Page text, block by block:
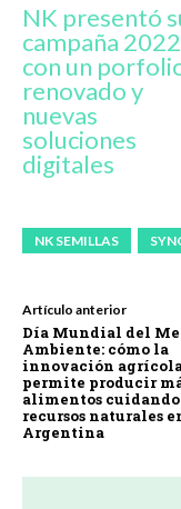
NK presentó
campaña 2022
con un
renovado y
nuevas
soluciones
digitales
NK SEMILLAS
Artículo anterior
Día Mundial del
Ambiente: cómo la
innovación
permite producir
alimentos
recursos naturales
Argentina